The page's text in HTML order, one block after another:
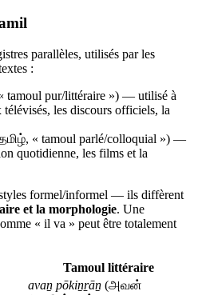
parallèles, utilisés par les
:
tamoul pur/littéraire ») — utilisé à
télévisés, les discours officiels, la
« tamoul parlé/colloquial ») —
quotidienne, les films et la
formel/informel — ils diffèrent
et la morphologie. Une
« il va » peut être totalement
Tamoul littéraire
avaṉ pōkiṉṟāṉ (அவன்